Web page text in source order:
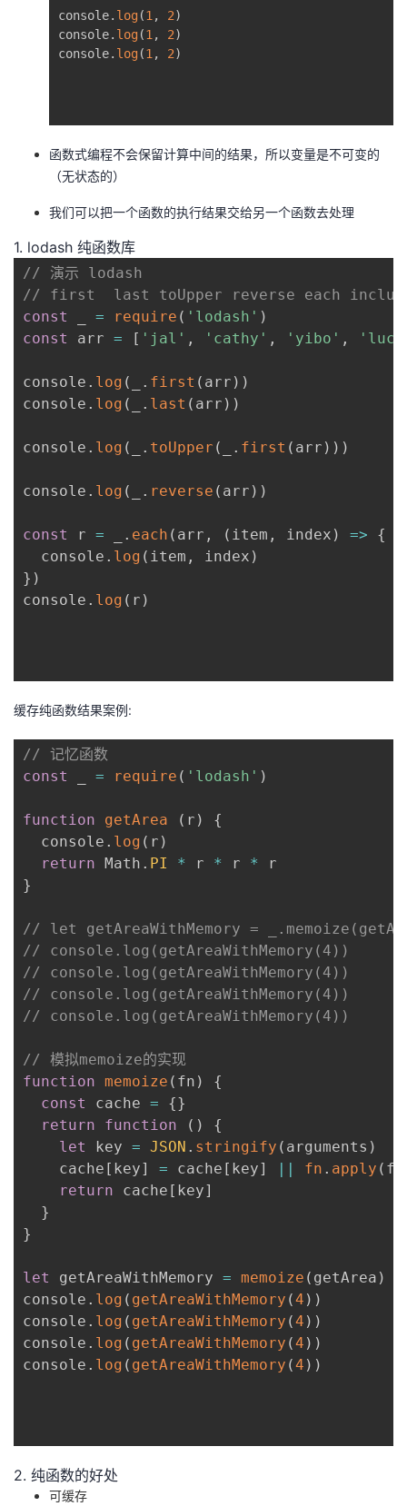
console. log(1 , 2)
console. log(1 , 2)
console. log(1 , 2)
函数式编程不会保留计算中间的结果，所以变量是不可变的
（无状态的）
我们可以把一个函数的执行结果交给另一个函数去处理
1. lodash 纯函数库
// 演示 lodash
// first  last toUpper reverse each
const
= require ( 'lodash' )
const
arr = [ 'jal' , 'cathy' , 'yibo' ,
console . log ( . first ( arr ) )
console . log ( . last ( arr ) )
console . log ( . toUpper ( . first ( arr ) ) )
console . log ( . reverse ( arr ) )
const r = . each ( arr , ( item , index ) =>
{
  console
. log ( item , index )
} )
console . log ( r )
缓存纯函数结果案例:
// 记忆函数
const
= require ( 'lodash' )
function getArea ( r )
{
  console
. log ( r )
return Math . PI * r * r *
}
// let getAreaWithMemory =
// console.log(getAreaWithMemory(4))
// console.log(getAreaWithMemory(4))
// console.log(getAreaWithMemory(4))
// console.log(getAreaWithMemory(4))
// 模拟memoize的实现
function memoize ( fn )
{
const
cache = {}
return
function ( )
{
let
key = JSON . stringify ( arguments )
    cache
[ key] = cache [ key] || fn . apply ( fn
return cache [ key]
}
}
let getAreaWithMemory = memoize ( getArea )
console . log ( getAreaWithMemory (4 ) )
console . log ( getAreaWithMemory (4 ) )
console . log ( getAreaWithMemory (4 ) )
console . log ( getAreaWithMemory (4 ) )
2. 纯函数的好处
可缓存